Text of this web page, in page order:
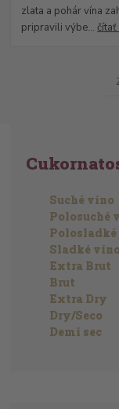
zlata a pohár vína
pripravili výbe...čítať
Suché víno
Polosuché
Sladké víno
Extra Brut
Brut
Extra Dry
Dry/Seco
Demi sec